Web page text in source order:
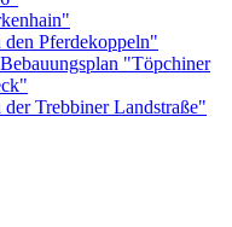
Pferdekoppeln"
"Töpchiner
Trebbiner Landstraße"